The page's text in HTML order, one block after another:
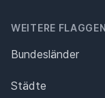
WEITERE FLAGGEN
Bundesländer
Städte